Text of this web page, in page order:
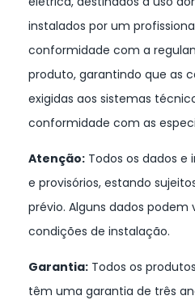
instalados por um
conformidade com a
produto, garantindo que as
exigidas aos sistemas
conformidade com as
Atenção: Todos os dados e
e provisórios, estando
prévio. Alguns dados
condições de instalação.
Garantia: Todos os
têm uma garantia de três